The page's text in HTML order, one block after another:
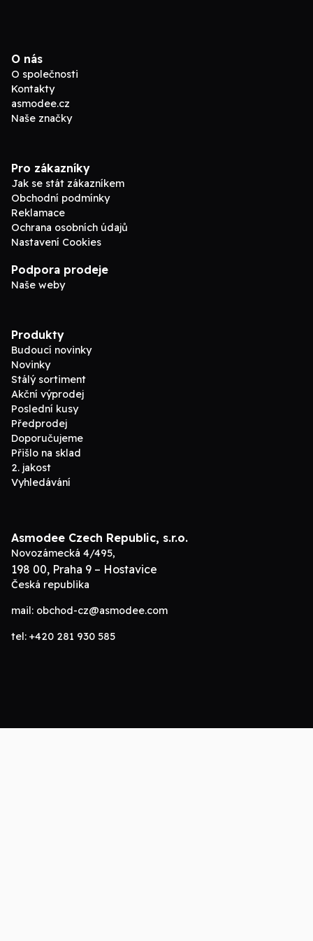
O nás
O společnosti
Kontakty
asmodee.cz
Naše značky
Pro zákazníky
Jak se stát zákazníkem
Obchodní podmínky
Reklamace
Ochrana osobních údajů
Nastavení Cookies
Podpora prodeje
Naše weby
Produkty
Budoucí novinky
Novinky
Stálý sortiment
Akční výprodej
Poslední kusy
Předprodej
Doporučujeme
Přišlo na sklad
2. jakost
Vyhledávání
Asmodee Czech Republic, s.r.o.
Novozámecká 4/495,
198 00, Praha 9 – Hostavice
Česká republika
mail: obchod-cz@asmodee.com
tel: +420 281 930 585